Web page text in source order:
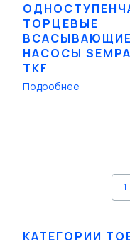
ТОРЦЕВЫЕ
ВСАСЫВАЮЩИЕ
НАСОСЫ SEMPA
TKF
Подробнее
1
КАТЕГОРИИ